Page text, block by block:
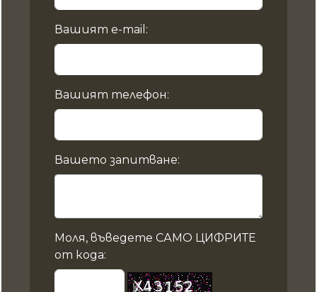
Вашият e-mail:
Вашият телефон:
Вашето запитване:
Моля, въведете САМО ЦИФРИТЕ
от кода: